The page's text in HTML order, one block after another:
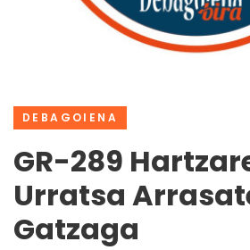
DEBAGOIENA
GR-289
Urratsa
Gatzaga